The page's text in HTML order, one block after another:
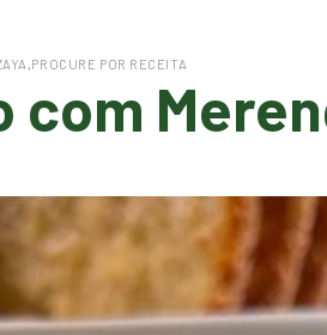
,PROCURE POR RECEITA
com